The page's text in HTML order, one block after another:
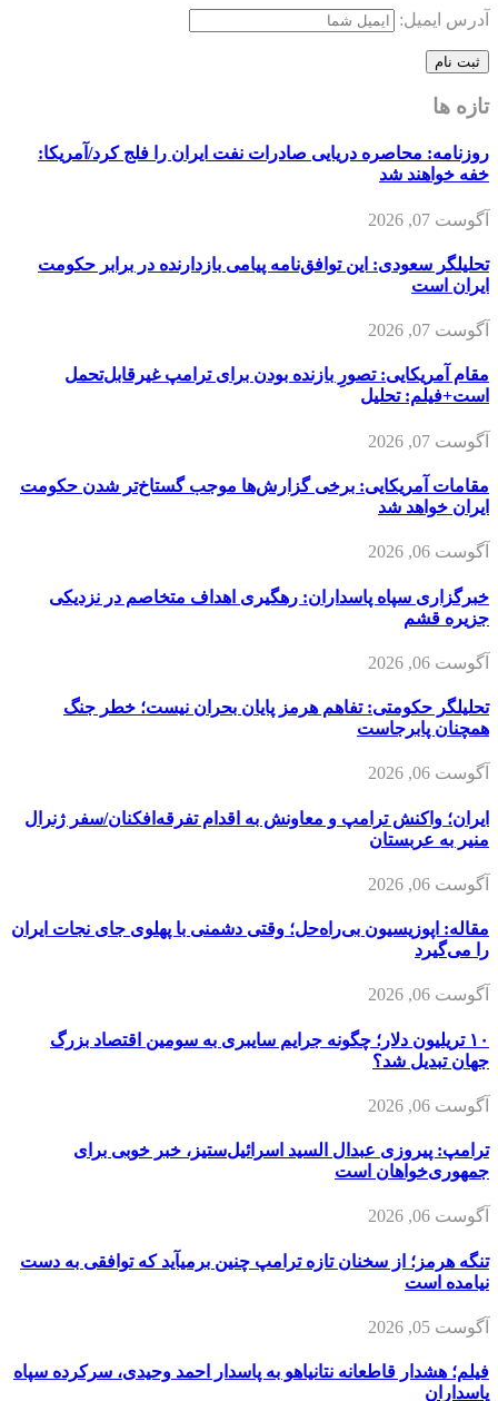
آدرس ایمیل:
تازه ها
روزنامه: محاصره دریایی صادرات نفت ایران را فلج کرد/آمریکا:
خفه خواهند شد
آگوست 07, 2026
تحلیلگر سعودی: این توافق‌نامه پیامی بازدارنده در برابر حکومت
ایران است
آگوست 07, 2026
مقام آمریکایی: تصورِ بازنده بودن برای ترامپ غیرقابل‌تحمل
است+فیلم: تحلیل
آگوست 07, 2026
مقامات آمریکایی: برخی گزارش‌ها موجب گستاخ‌تر شدن حکومت
ایران خواهد شد
آگوست 06, 2026
خبرگزاری سپاه پاسداران: رهگیری اهداف متخاصم در نزدیکی
جزیره قشم
آگوست 06, 2026
تحلیلگر حکومتی: تفاهم هرمز پایان بحران نیست؛ خطر جنگ
همچنان پابرجاست
آگوست 06, 2026
ایران؛ واکنش ترامپ و معاونش به اقدام تفرقه‌افکنان/سفر ژنرال
منیر به عربستان
آگوست 06, 2026
مقاله: اپوزیسیون بی‌راه‌حل؛ وقتی دشمنی با پهلوی جای نجات ایران
را می‌گیرد
آگوست 06, 2026
۱۰ تریلیون دلار؛ چگونه جرایم سایبری به سومین اقتصاد بزرگ
جهان تبدیل شد؟
آگوست 06, 2026
ترامپ: پیروزی عبدال السید اسرائیل‌ستیز، خبر خوبی برای
جمهوری‌خواهان است
آگوست 06, 2026
تنگه هرمز؛ از سخنان تازه ترامپ چنین برمیآید که توافقی به دست
نیامده است
آگوست 05, 2026
فیلم؛ هشدار قاطعانه نتانیاهو به پاسدار احمد وحیدی، سرکرده سپاه
پاسداران